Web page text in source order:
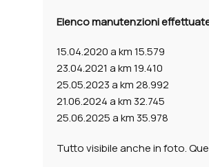
Elenco manutenzioni
15.04.2020 a km 15.579
23.04.2021 a km 19.410
25.05.2023 a km 28.992
21.06.2024 a km 32.745
25.06.2025 a km 35.978
Tutto visibile anche in foto.